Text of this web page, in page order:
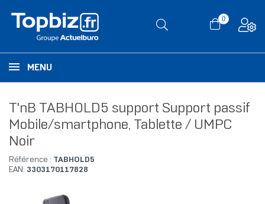
0
MENU
T'nB TABHOLD5 support Support passif
Mobile/smartphone, Tablette / UMPC
Noir
Référence : TABHOLD5
EAN: 3303170117828